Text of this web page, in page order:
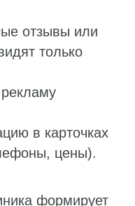
отзывы или
только
в карточках
цены).
формирует